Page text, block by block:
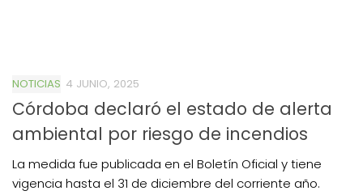
NOTICIAS 4 JUNIO, 2025
Córdoba declaró el estado de alerta
ambiental por riesgo de incendios
La medida fue publicada en el Boletín Oficial y tiene
vigencia hasta el 31 de diciembre del corriente año.